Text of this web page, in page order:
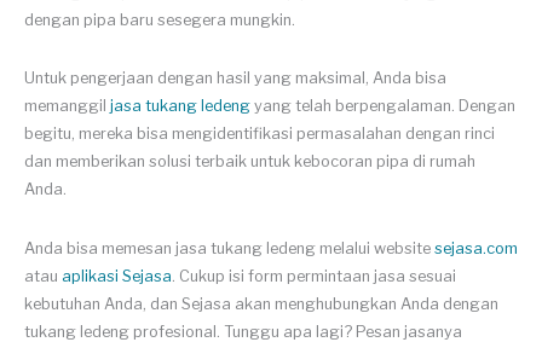
dengan pipa baru sesegera mungkin.
Untuk pengerjaan dengan hasil yang maksimal, Anda bisa
memanggil jasa tukang ledeng yang telah berpengalaman. Dengan
begitu, mereka bisa mengidentifikasi permasalahan dengan rinci
dan memberikan solusi terbaik untuk kebocoran pipa di rumah
Anda.
Anda bisa memesan jasa tukang ledeng melalui website sejasa.com
atau aplikasi Sejasa . Cukup isi form permintaan jasa sesuai
kebutuhan Anda, dan Sejasa akan menghubungkan Anda dengan
tukang ledeng profesional. Tunggu apa lagi? Pesan jasanya